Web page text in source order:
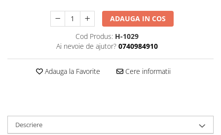
ADAUGA IN COS
Cod Produs: H-1029
Ai nevoie de ajutor? 0740984910
Adauga la Favorite Cere informatii
Descriere